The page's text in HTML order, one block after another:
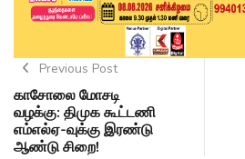
Previous Post
காசோலை மோசடி
வழக்கு: திமுக கூட்டணி
எம்எல்ஏ-வுக்கு இரண்டு
ஆண்டு சிறை!